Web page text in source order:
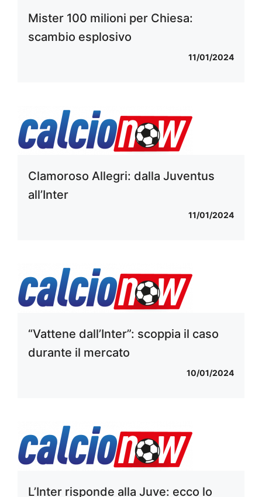
Mister 100 milioni per Chiesa:
scambio esplosivo
11/01/2024
Clamoroso Allegri: dalla Juventus
all’Inter
11/01/2024
“Vattene dall’Inter”: scoppia il caso
durante il mercato
10/01/2024
L’Inter risponde alla Juve: ecco lo